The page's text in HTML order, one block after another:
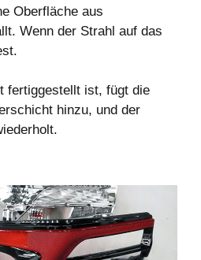
Oberfläche aus
Wenn der Strahl auf das
fertiggestellt ist, fügt die
hinzu, und der